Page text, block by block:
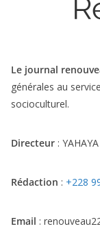
Le journal
générales au
socioculturel.
Directeur :
Rédaction : +228
Email :